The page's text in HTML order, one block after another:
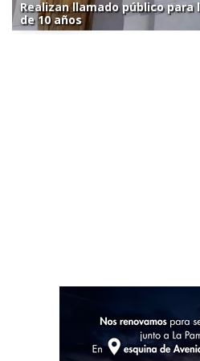
Realizan llamado público para
de 10 años